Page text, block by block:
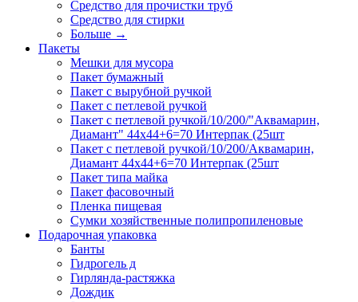
Средство для прочистки труб
Средство для стирки
Больше →
Пакеты
Мешки для мусора
Пакет бумажный
Пакет с вырубной ручкой
Пакет с петлевой ручкой
Пакет с петлевой ручкой/10/200/"Аквамарин,
Диамант" 44х44+6=70 Интерпак (25шт
Пакет с петлевой ручкой/10/200/Аквамарин,
Диамант 44х44+6=70 Интерпак (25шт
Пакет типа майка
Пакет фасовочный
Пленка пищевая
Сумки хозяйственные полипропиленовые
Подарочная упаковка
Банты
Гидрогель д
Гирлянда-растяжка
Дождик